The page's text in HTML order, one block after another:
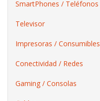
SmartPhones / Teléfonos
Televisor
Impresoras / Consumibles
Conectividad / Redes
Gaming / Consolas